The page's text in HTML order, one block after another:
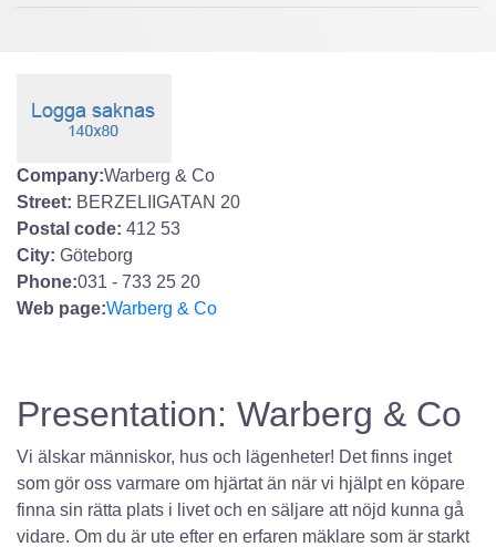
Company:Warberg & Co
Street: BERZELIIGATAN 20
Postal code: 412 53
City: Göteborg
Phone:031 - 733 25 20
Web page:Warberg & Co
Presentation: Warberg & Co
Vi älskar människor, hus och lägenheter! Det finns inget
som gör oss varmare om hjärtat än när vi hjälpt en köpare
finna sin rätta plats i livet och en säljare att nöjd kunna gå
vidare. Om du är ute efter en erfaren mäklare som är starkt